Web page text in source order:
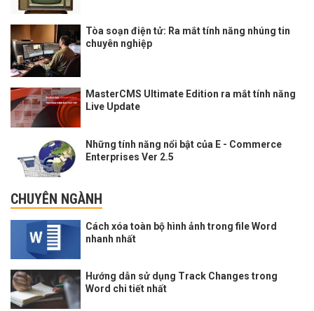
Tòa soạn điện tử: Ra mắt tính năng nhúng tin
chuyên nghiệp
MasterCMS Ultimate Edition ra mắt tính năng
Live Update
Những tính năng nổi bật của E - Commerce
Enterprises Ver 2.5
CHUYÊN NGÀNH
Cách xóa toàn bộ hình ảnh trong file Word
nhanh nhất
Hướng dẫn sử dụng Track Changes trong
Word chi tiết nhất